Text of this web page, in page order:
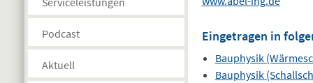
Podcast
Aktuell
Eingetragen in
Bauphysik
Bauphysik